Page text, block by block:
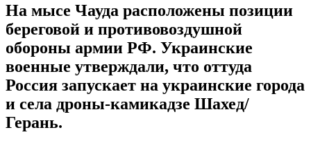
На мысе Чауда расположены позиции
береговой и противовоздушной
обороны армии РФ. Украинские
военные утверждали, что оттуда
Россия запускает на украинские города
и села дроны-камикадзе Шахед/
Герань.